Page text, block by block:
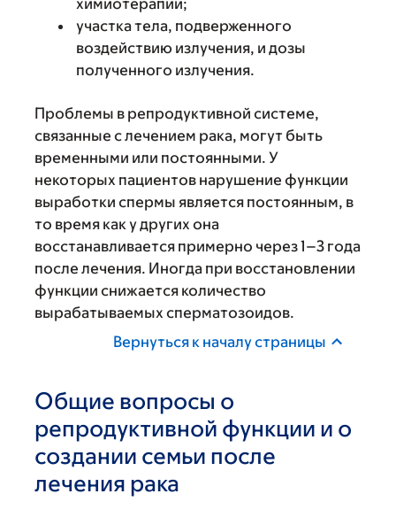
участка тела, подверженного
воздействию излучения, и дозы
полученного излучения.
Проблемы в репродуктивной системе,
связанные с лечением рака, могут быть
временными или постоянными. У
некоторых пациентов нарушение функции
выработки спермы является постоянным, в
то время как у других она
восстанавливается примерно через 1–3 года
после лечения. Иногда при восстановлении
функции снижается количество
вырабатываемых сперматозоидов.
Вернуться к началу страницы
Общие вопросы о
репродуктивной функции и о
создании семьи после
лечения рака